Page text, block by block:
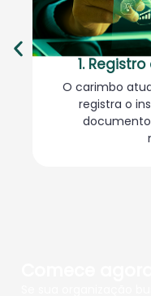
1.
O carimbo
registra o